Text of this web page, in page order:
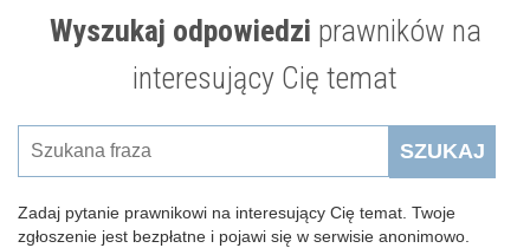
Wyszukaj odpowiedzi prawników na
interesujący Cię temat
SZUKAJ
Zadaj pytanie prawnikowi na interesujący Cię temat. Twoje
zgłoszenie jest bezpłatne i pojawi się w serwisie anonimowo.